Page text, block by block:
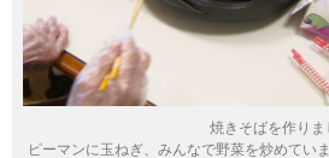
焼きそばを作りま
ピーマンに玉ねぎ、みんなで野菜を炒めてい